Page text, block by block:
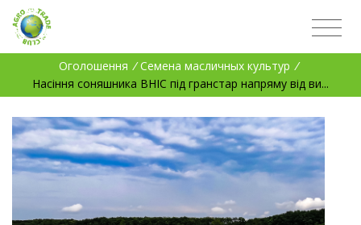
Оголошення / Семена масличных культур /
Насіння соняшника ВНІС під гранстар напряму від ви...